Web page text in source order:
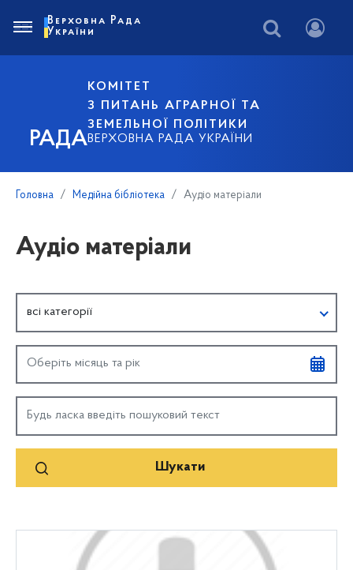
РАДА
КОМІТЕТ
З ПИТАНЬ АГРАРНОЇ ТА
ЗЕМЕЛЬНОЇ ПОЛІТИКИ
ВЕРХОВНА РАДА УКРАЇНИ
Верховна Рада
України
Головна Медійна бібліотека Аудіо матеріали
Аудіо матеріали
всі категорії